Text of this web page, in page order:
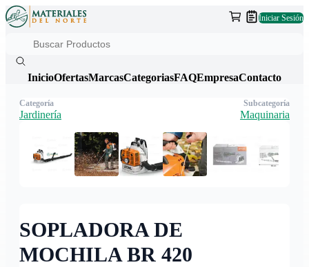
Iniciar Sesión
InicioOfertasMarcasCategoriasFAQEmpresaContacto
SOPLADORA DE
MOCHILA BR 420
Categoría
Jardinería
Subcategoría
Maquinaria